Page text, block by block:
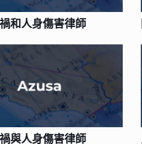
和人身傷害律師
與人身傷害律師